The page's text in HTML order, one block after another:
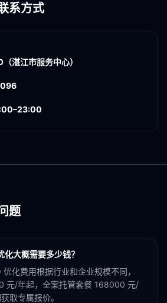
系方式
（湛江市服务中心）
题
化大概需要多少钱？
化费用根据行业和企业规模不同，
元/年起，全案托管套餐 168000 元/
取专属报价。